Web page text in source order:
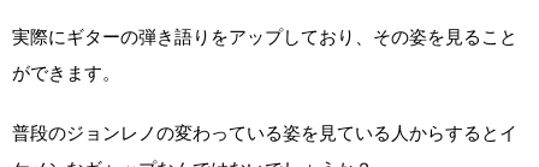
実際にギターの弾き語りをアップしており、その姿を見ること
ができます。
普段のジョンレノの変わっている姿を見ている人からするとイ